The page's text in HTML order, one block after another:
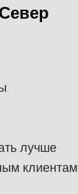
лучше
клиентам